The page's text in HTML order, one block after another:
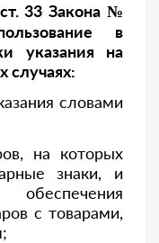
33 Закона №
в
указания на
случаях:
словами
на которых
знаки, и
с товарами,